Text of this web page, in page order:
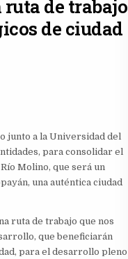
de trabajo
de ciudad
junto a la Universidad del
para consolidar el
Molino, que será un
una auténtica ciudad
ruta de trabajo que nos
que beneficiarán
para el desarrollo pleno